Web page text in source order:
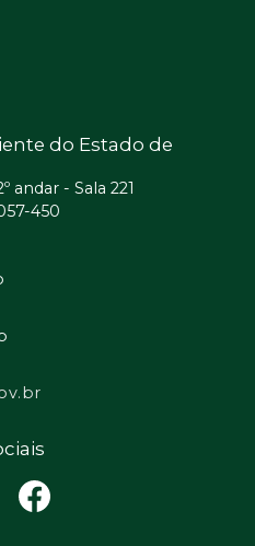
do Estado de
andar - Sala 221
450